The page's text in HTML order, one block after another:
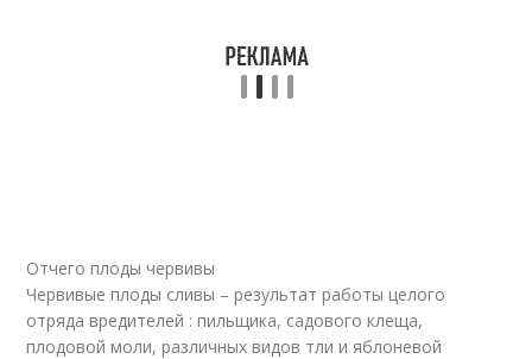
Отчего плоды червивы
Червивые плоды сливы – результат работы целого
отряда вредителей : пильщика, садового клеща,
плодовой моли, различных видов тли и яблоневой